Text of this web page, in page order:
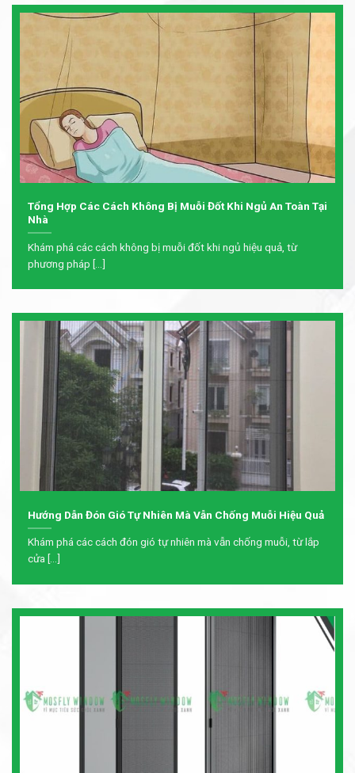
Tổng Hợp Các Cách Không Bị Muỗi Đốt Khi Ngủ An Toàn Tại
Nhà
Khám phá các cách không bị muỗi đốt khi ngủ hiệu quả, từ
phương pháp [...]
Hướng Dẫn Đón Gió Tự Nhiên Mà Vẫn Chống Muỗi Hiệu Quả
Khám phá các cách đón gió tự nhiên mà vẫn chống muỗi, từ lắp
cửa [...]